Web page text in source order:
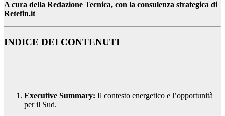
A cura della Redazione Tecnica, con la consulenza strategica di
Retefin.it
INDICE DEI CONTENUTI
Executive Summary: Il contesto energetico e l’opportunità
per il Sud.